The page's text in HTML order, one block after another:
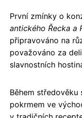
První zmínky o
antického Řecka a
připravováno na
považováno za
slavnostních
Během
pokrmem ve